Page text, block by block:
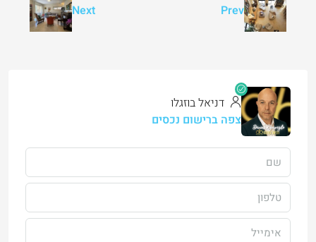
Prev
Next
דניאל בוזגלו
צפה ברישום נכסים